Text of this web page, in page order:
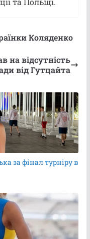
Коляденко
на відсутність
від Гутцайта
за фінал турніру в